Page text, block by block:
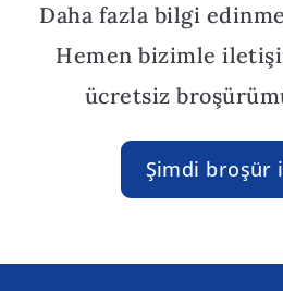
Daha fazla bilgi
Hemen bizimle
ücretsiz
Şimdi broşür